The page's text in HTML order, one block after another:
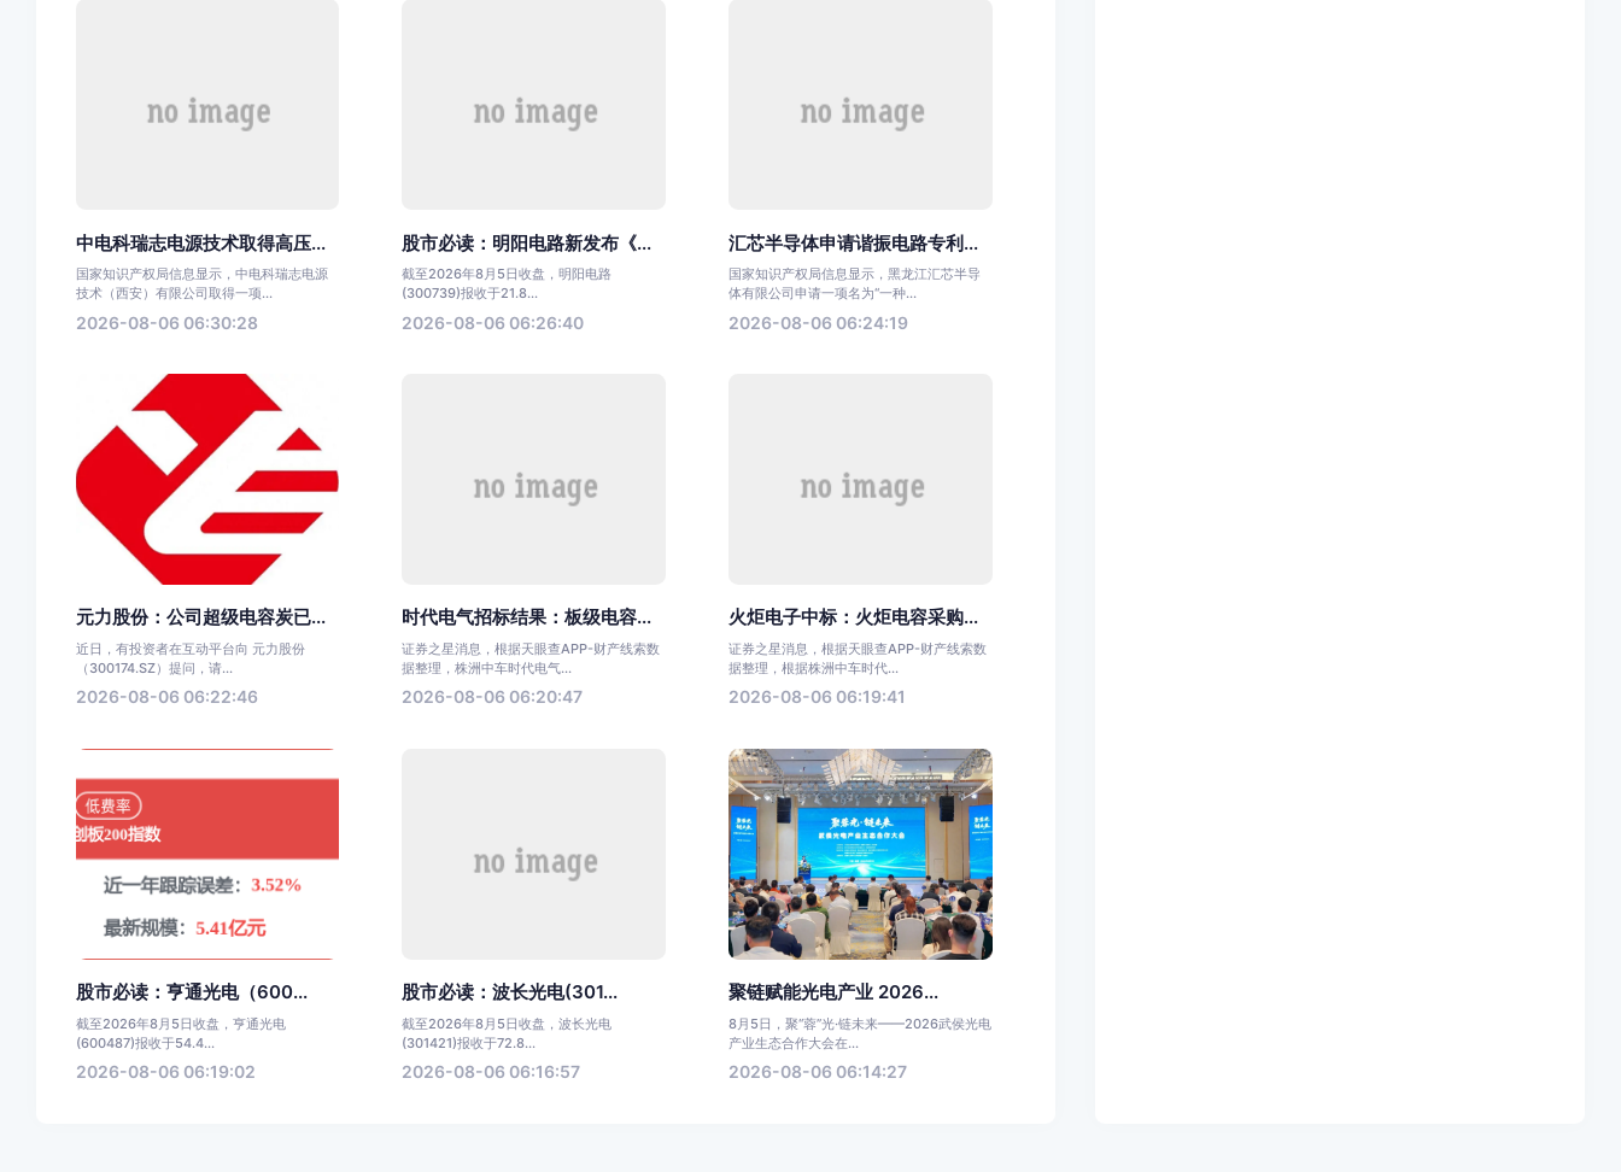
中电科瑞志电源技术取得高压...
国家知识产权局信息显示，中电科瑞志电源
技术（西安）有限公司取得一项...
2026-08-06 06:30:28
股市必读：明阳电路新发布《...
截至2026年8月5日收盘，明阳电路
(300739)报收于21.8...
2026-08-06 06:26:40
汇芯半导体申请谐振电路专利...
国家知识产权局信息显示，黑龙江汇芯半导
体有限公司申请一项名为“一种...
2026-08-06 06:24:19
元力股份：公司超级电容炭已...
近日，有投资者在互动平台向 元力股份
（300174.SZ）提问，请...
2026-08-06 06:22:46
时代电气招标结果：板级电容...
证券之星消息，根据天眼查APP-财产线索数
据整理，株洲中车时代电气...
2026-08-06 06:20:47
火炬电子中标：火炬电容采购...
证券之星消息，根据天眼查APP-财产线索数
据整理，根据株洲中车时代...
2026-08-06 06:19:41
股市必读：亨通光电（600...
截至2026年8月5日收盘，亨通光电
(600487)报收于54.4...
2026-08-06 06:19:02
股市必读：波长光电(301...
截至2026年8月5日收盘，波长光电
(301421)报收于72.8...
2026-08-06 06:16:57
聚链赋能光电产业 2026...
8月5日，聚“蓉”光·链未来——2026武侯光电
产业生态合作大会在...
2026-08-06 06:14:27